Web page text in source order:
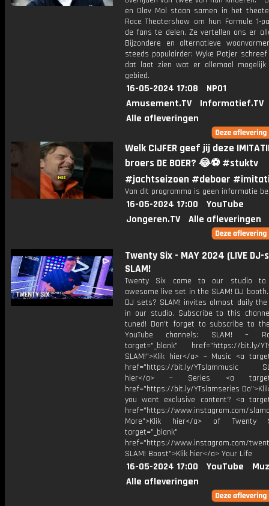
en Olav Mol staan samen in het
Race Theatershow om hun Formule 1-
de fans te delen. Ze vertellen ons er
Bijzondere en alternatieve
steeds populairder: Wyke Potjer
dat laat zien wat er allemaal
gebied.
16-05-2024 17:08
NPO1
Amusement.TV
Informatief.TV
Alle afleveringen
Welk CIJFER geef jij deze
broers DE BOER? 😂⚽️ #stuktv
#jachtseizoen #deboer
Van dit programma is geen informatie
16-05-2024 17:00
YouTube
Jongeren.TV
Alle afleveringen
Twenty Six - MAY 2024 (LIVE DJ-
SLAM!
Twenty Six came to our studio
awesome live set in the SLAM! DJ
DJ sets? SLAM! invites almost daily
in our studio. Subscribe to this
tuned! Don’t forget to subscribe to
YouTube channels: SLAM! –
target="_blank" href="https://bit.ly/
SLAM!">Klik hier</a> – Music <a
href="https://bit.ly/YTslammusic
hier</a> – Series <a
href="https://bit.ly/YTslamseries
you want exclusive content? <a
href="https://www.instagram.com/
More">Klik hier</a> of Twenty
target="_blank"
href="https://www.instagram.com/
SLAM! Boost">Klik hier</a> Your Life
16-05-2024 17:00 YouTube
Alle afleveringen